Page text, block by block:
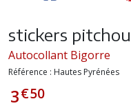
stickers
Autocollant Bigorre
Référence : Hautes Pyrénées
3€50